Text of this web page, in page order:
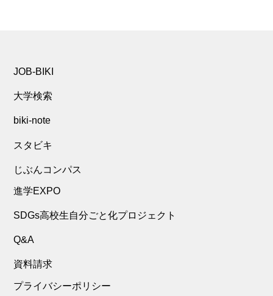
JOB-BIKI
大学検索
biki-note
スタビキ
じぶんコンパス
進学EXPO
SDGs高校生自分ごと化プロジェクト
Q&A
資料請求
プライバシーポリシー